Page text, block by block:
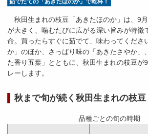
秋田生まれの枝豆「あきたほのか」は、9
が大きく、噛むたびに広がる深い旨みが特徴
命。買ったらすぐに茹でて、味わってくださ
か」のほか、さっぱり味の「あきたさやか」
た香り五葉」とともに、秋田生まれの枝豆が
レーします。
秋まで旬が続く秋田生まれの枝豆
品種ごとの旬の時期